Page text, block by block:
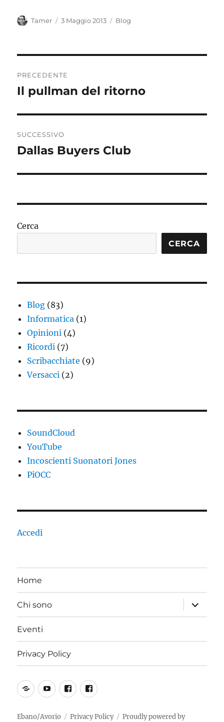
Autore
Tamer
Pubblicato
3 Maggio 2013 Categorie
Blog
articoli
PRECEDENTE
Articolo
Il pullman del ritorno
SUCCESSIVO
Articolo
Dallas Buyers Club
Cerca
CERCA
Blog (83)
Informatica (1)
Opinioni (4)
Ricordi (7)
Scribacchiate (9)
Versacci (2)
SoundCloud
YouTube
Incoscienti Suonatori Jones
PiOCC
Accedi
Home
Chi sono
apri
i
menu
Eventi
Privacy Policy
SoundCloud
YouTubeIncoscienti
Jones
PiOCC
Ebano/Avorio Privacy Policy Proudly powered by